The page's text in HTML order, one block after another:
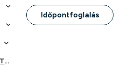
RECEPTEK
Időpontfoglalás